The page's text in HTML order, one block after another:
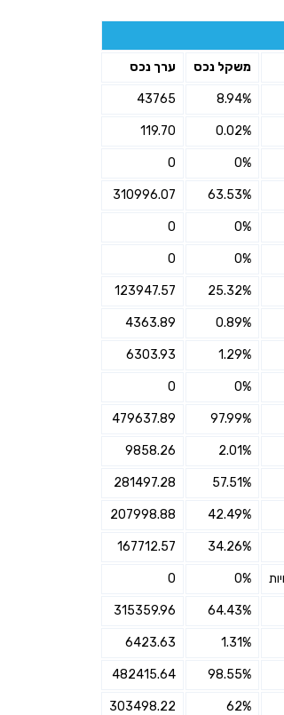
משקל נכס ערך נכס
8.94%
43765
0.02%
119.70
0%
0
63.53%
310996.07
0%
0
0%
0
25.32%
123947.57
0.89%
4363.89
1.29%
6303.93
0%
0
97.99%
479637.89
2.01%
9858.26
57.51%
281497.28
42.49%
207998.88
34.26%
167712.57
0%
0
64.43%
315359.96
1.31%
6423.63
98.55%
482415.64
62%
303498.22
הצטרפו למגדל מקפת משלימה מניות
התשואה והוזלת דמי הניהול
עם מתכנן פיננסי, השאירו פרטים:
שם מלא
פעולה נדרשת
היכן מנוהל החיסכון?
סכום חיסכון בקרן
אני מאשר את תנאיי השימוש והפרטיות של האתר
חיפוש